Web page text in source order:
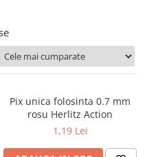
Pix unica folosinta 0.7 mm
rosu Herlitz Action
1,19 Lei